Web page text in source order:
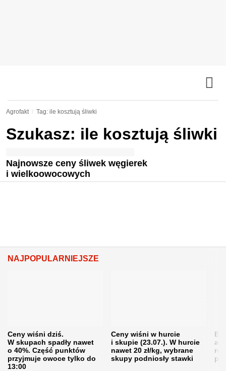
Agrofakt Tag: ile kosztują śliwki
Szukasz: ile kosztują śliwki
Najnowsze ceny śliwek węgierek
i wielkoowocowych
NAJPOPULARNIEJSZE
Ceny wiśni dziś.
W skupach spadły nawet
o 40%. Część punktów
przyjmuje owoce tylko do
13:00
Ceny wiśni w hurcie
i skupie (23.07.). W hurcie
nawet 20 zł/kg, wybrane
skupy podniosły stawki